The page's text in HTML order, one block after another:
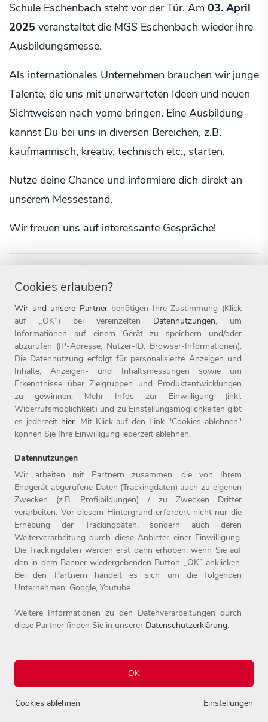
0
Schule Eschenbach steht vor der Tür. Am 03. April
2025 veranstaltet die MGS Eschenbach wieder ihre
Ausbildungsmesse.
Als internationales Unternehmen brauchen wir junge
Talente, die uns mit unerwarteten Ideen und neuen
Sichtweisen nach vorne bringen. Eine Ausbildung
kannst Du bei uns in diversen Bereichen, z.B.
kaufmännisch, kreativ, technisch etc., starten.
Nutze deine Chance und informiere dich direkt an
unserem Messestand.
Wir freuen uns auf interessante Gespräche!
Home
Arbeitgeber
Benefits
Jobs
Initiativbewerbung
Kontakt
Compliance
Datenschutz
Impressum
Alle Rechte vorbehalten.
Einstellungen
Cookies erlauben?
Wir und unsere Partnerbenötigen Ihre Zustimmung (Klick
auf „OK”) bei vereinzelten Datennutzungen, um
Informationen auf einem Gerät zu speichern und/oder
abzurufen (IP-Adresse, Nutzer-ID, Browser-Informationen).
Die Datennutzung erfolgt für personalisierte Anzeigen und
Inhalte, Anzeigen- und Inhaltsmessungen sowie um
Erkenntnisse über Zielgruppen und Produktentwicklungen
zu gewinnen. Mehr Infos zur Einwilligung (inkl.
Widerrufsmöglichkeit) und zu Einstellungsmöglichkeiten gibt
es jederzeit hier. Mit Klick auf den Link "Cookies ablehnen"
können Sie Ihre Einwilligung jederzeit ablehnen.
Datennutzungen
Wir arbeiten mit Partnern zusammen, die von Ihrem
Endgerät abgerufene Daten (Trackingdaten) auch zu eigenen
Zwecken (z.B. Profilbildungen) / zu Zwecken Dritter
verarbeiten. Vor diesem Hintergrund erfordert nicht nur die
Erhebung der Trackingdaten, sondern auch deren
Weiterverarbeitung durch diese Anbieter einer Einwilligung.
Die Trackingdaten werden erst dann erhoben, wenn Sie auf
den in dem Banner wiedergebenden Button „OK” anklicken.
Bei den Partnern handelt es sich um die folgenden
Unternehmen: Google, Youtube
Weitere Informationen zu den Datenverarbeitungen durch
diese Partner finden Sie in unserer Datenschutzerklärung.
Einstellungen
Cookies ablehnen
OK